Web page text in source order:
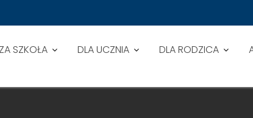
SZKOŁA DLA UCZNIA DLA RODZICA